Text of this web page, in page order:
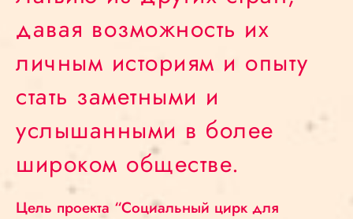
давая возможность их
личным историям и опыту
стать заметными и
услышанными в более
широком обществе.
Цель проекта “Социальный цирк для